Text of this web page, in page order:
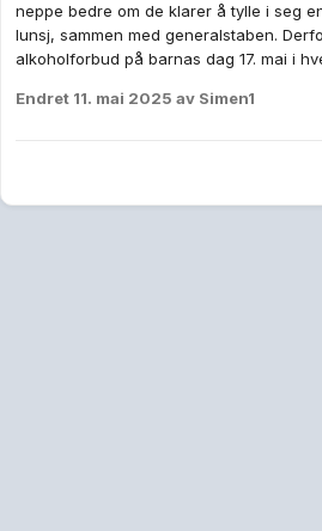
neppe bedre om de klarer å tylle i seg
lunsj, sammen med generalstaben.
alkoholforbud på barnas dag 17. mai i
Endret 11. mai 2025 av Simen1